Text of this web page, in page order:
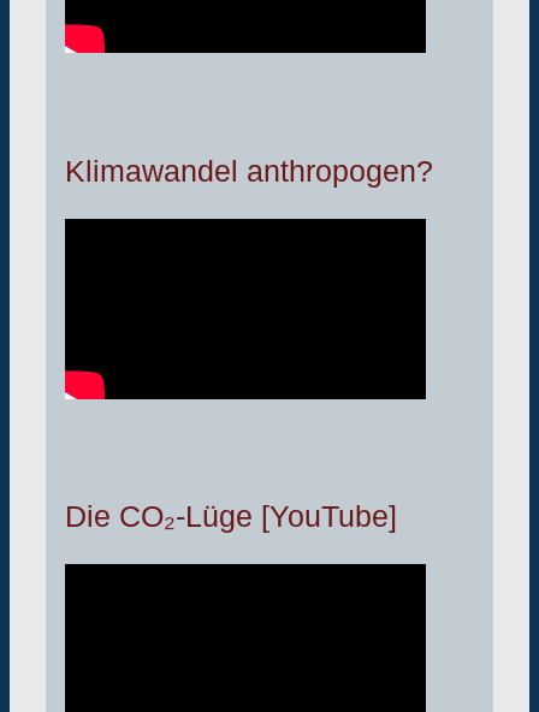
Klimawandel anthropogen?
Die CO₂-Lüge [YouTube]